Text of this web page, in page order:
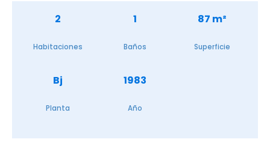
2
Habitaciones
1
Baños
87 m²
Superficie
Bj
Planta
1983
Año